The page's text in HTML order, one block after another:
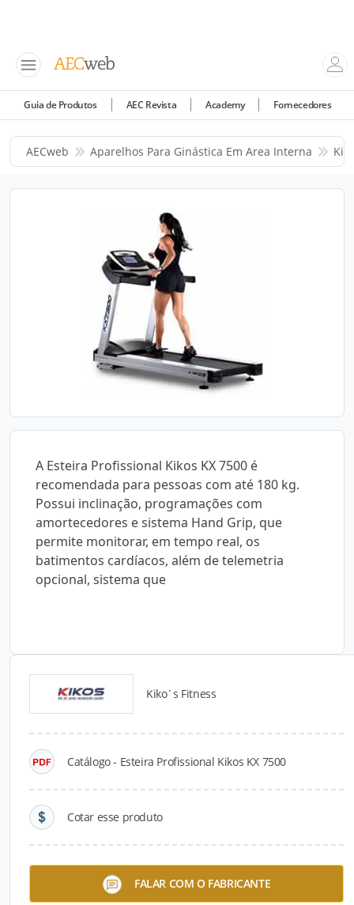
Guia de Produtos AEC Revista Academy Fornecedores
AECweb Aparelhos Para Ginástica Em Area Interna
A Esteira Profissional Kikos KX 7500 é
recomendada para pessoas com até 180 kg.
Possui inclinação, programações com
amortecedores e sistema Hand Grip, que
permite monitorar, em tempo real, os
batimentos cardíacos, além de telemetria
opcional, sistema que
Kiko´s Fitness
Catálogo - Esteira Profissional Kikos KX 7500
Cotar esse produto
FALAR COM O FABRICANTE
Detalhes do produto
A Esteira Profissional Kikos KX 7500 é
amortecedores e sistema Hand Grip, que
permite monitorar, em tempo real, os